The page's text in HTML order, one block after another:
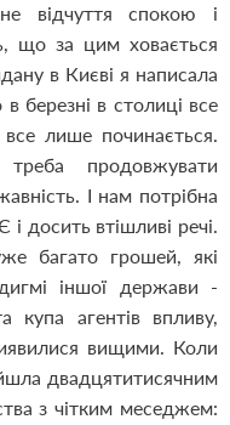
відчуття спокою і
що за цим ховається
в Києві я написала
березні в столиці все
лише починається.
продовжувати
І нам потрібна
досить втішливі речі.
багато грошей, які
іншої держави -
купа агентів впливу,
вищими. Коли
двадцятитисячним
з чітким меседжем: